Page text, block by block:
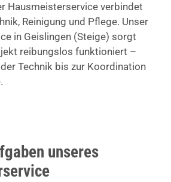
Hausmeisterservice verbindet
Reinigung und Pflege. Unser
in Geislingen (Steige) sorgt
reibungslos funktioniert –
Technik bis zur Koordination
unseres